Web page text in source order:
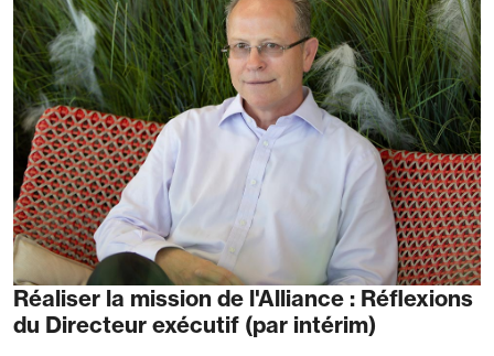
Réaliser la mission de l'Alliance : Réflexions
du Directeur exécutif (par intérim)